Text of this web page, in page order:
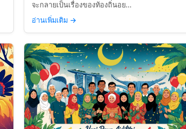
จะกลายเป็นเรื่องของท้องถิ่นอย...
อ่านเพิ่มเติม →